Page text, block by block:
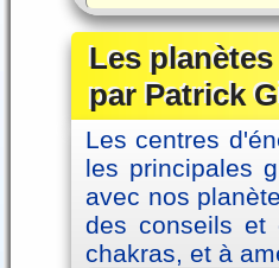
Les
par Patrick
Les centres
les principales
avec nos
des conseils et
chakras, et à